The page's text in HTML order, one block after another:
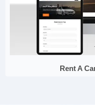
Rent A